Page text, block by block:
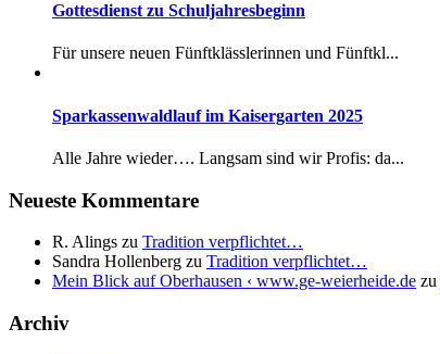
Gottesdienst zu Schuljahresbeginn
Für unsere neuen Fünftklässlerinnen und Fünftkl...
Sparkassenwaldlauf im Kaisergarten 2025
Alle Jahre wieder…. Langsam sind wir Profis: da...
Neueste Kommentare
R. Alings zu Tradition verpflichtet…
Sandra Hollenberg zu Tradition verpflichtet…
Mein Blick auf Oberhausen ‹ www.ge-weierheide.de zu
Archiv